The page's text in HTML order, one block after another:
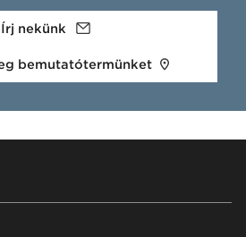
Írj nekünk
bemutatótermünket